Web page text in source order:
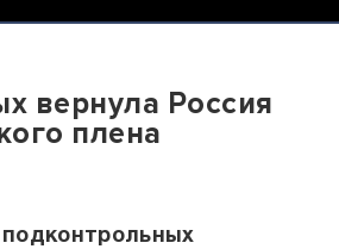
вернула Россия
плена